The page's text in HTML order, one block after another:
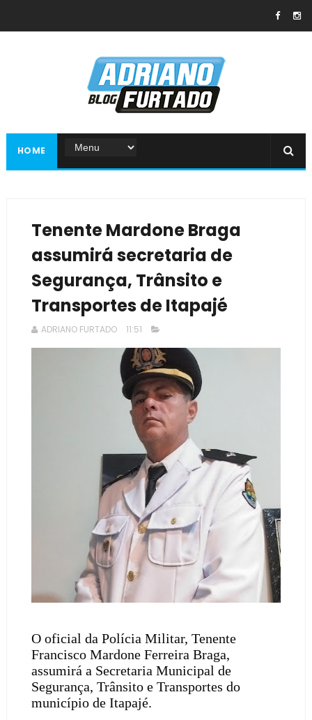
HOME
Tenente Mardone Braga
assumirá secretaria de
Segurança, Trânsito e
Transportes de Itapajé
ADRIANO FURTADO 11:51
O oficial da Polícia Militar, Tenente
Francisco Mardone Ferreira Braga,
assumirá a Secretaria Municipal de
Segurança, Trânsito e Transportes do
município de Itapajé.